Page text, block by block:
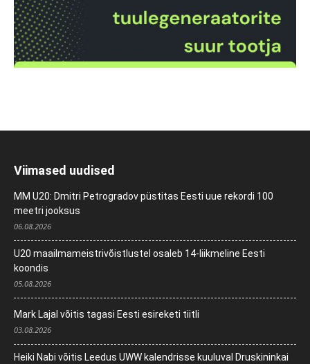
Viimased uudised
MM U20: Dmitri Petrogradov püstitas Eesti uue rekordi 100
meetri jooksus
06.08.2026
U20 maailmameistrivõistlustel osaleb 14-liikmeline Eesti
koondis
05.08.2026
Mark Lajal võitis tagasi Eesti esireketi tiitli
03.08.2026
Heiki Nabi võitis Leedus UWW kalendrisse kuuluval Druskininkai